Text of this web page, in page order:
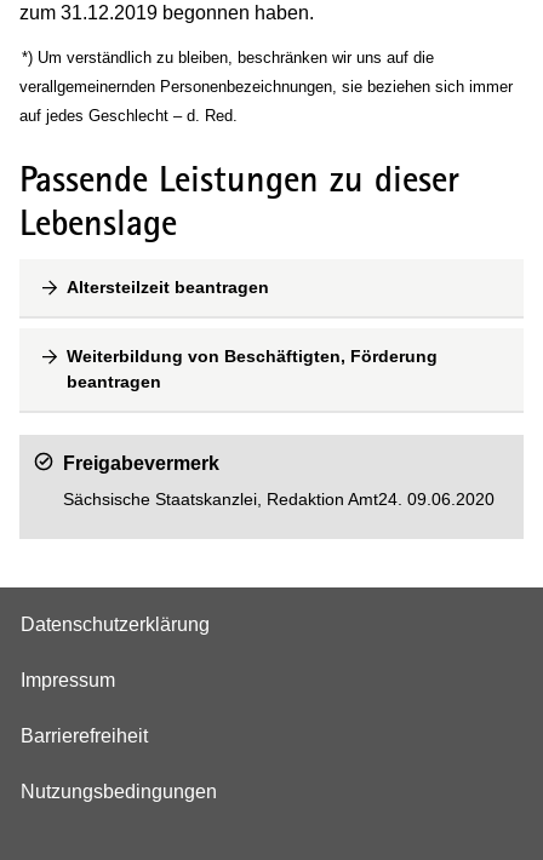
zum 31.12.2019 begonnen haben.
(Wird in einem neuen Fenster geöffnet)
*) Um verständlich zu bleiben, beschränken wir uns auf die
verallgemeinernden Personenbezeichnungen, sie beziehen sich immer
auf jedes Geschlecht – d. Red.
Passende Leistungen zu dieser
Lebenslage
Altersteilzeit beantragen
Weiterbildung von Beschäftigten, Förderung
beantragen
Freigabevermerk
Sächsische Staatskanzlei, Redaktion Amt24. 09.06.2020
Datenschutzerklärung
Impressum
Barrierefreiheit
Nutzungsbedingungen